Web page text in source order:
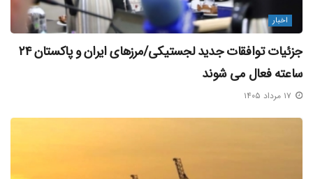
اخبار
جزئیات توافقات جدید لجستیکی/مرزهای ایران و پاکستان ۲۴
ساعته فعال می‌ شوند